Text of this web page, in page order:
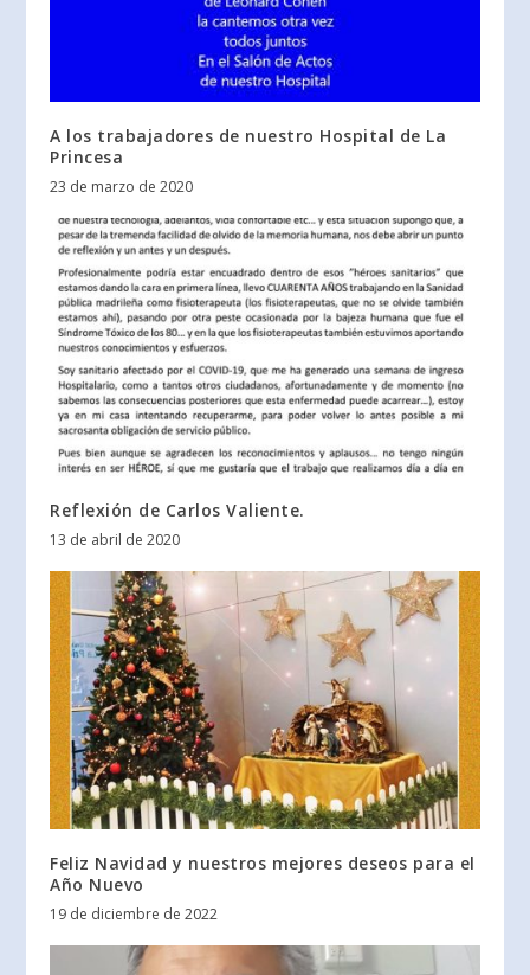
A los trabajadores de nuestro Hospital de La
Princesa
23 de marzo de 2020
Reflexión de Carlos Valiente.
13 de abril de 2020
Feliz Navidad y nuestros mejores deseos para el
Año Nuevo
19 de diciembre de 2022